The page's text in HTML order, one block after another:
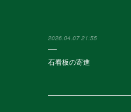
2026.04.07 21:55
石看板の寄進